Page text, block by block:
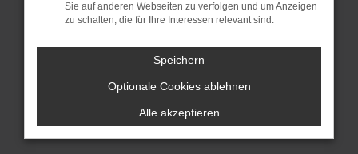
erster Hand und hatten entsprechend
nur einen Vorbesitzer. Es handelt sich
um einheimische Fahrzeuge und keine
EU-Importe und vor allem: unsere BMW
Gebrauchtwagen wurden im Vorfeld
gründlich geprüft und sind einwandfrei.
Darauf geben wir dir eine Garantie.
Sie auf anderen Webseiten zu verfolgen und um Anzeigen
zu schalten, die für Ihre Interessen relevant sind.
Speichern
Optionale Cookies ablehnen
Alle akzeptieren